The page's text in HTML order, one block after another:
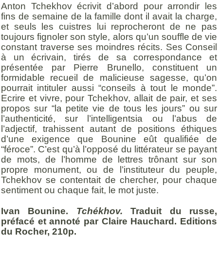
Anton Tchekhov écrivit d’abord pour arrondir les
fins de semaine de la famille dont il avait la charge,
et seuls les cuistres lui reprocheront de ne pas
toujours fignoler son style, alors qu’un souffle de vie
constant traverse ses moindres récits. Ses Conseil
à un écrivain, tirés de sa correspondance et
présentée par Pierre Brunello, constituent un
formidable recueil de malicieuse sagesse, qu’on
pourrait intituler aussi “conseils à tout le monde”.
Ecrire et vivre, pour Tchekhov, allait de pair, et ses
propos sur “la petite vie de tous les jours” ou sur
l’authenticité, sur l’intelligentsia ou l’abus de
l’adjectif, trahissent autant de positions éthiques
d’une exigence que Bounine eût qualifiée de
“féroce”. C’est qu’à l’opposé du littérateur se payant
de mots, de l’homme de lettres trônant sur son
propre monument, ou de l’instituteur du peuple,
Tchekhov se contentait de chercher, pour chaque
sentiment ou chaque fait, le mot juste.
Ivan Bounine. Tchékhov. Traduit du russe,
préfacé et annoté par Claire Hauchard. Editions
du Rocher, 210p.